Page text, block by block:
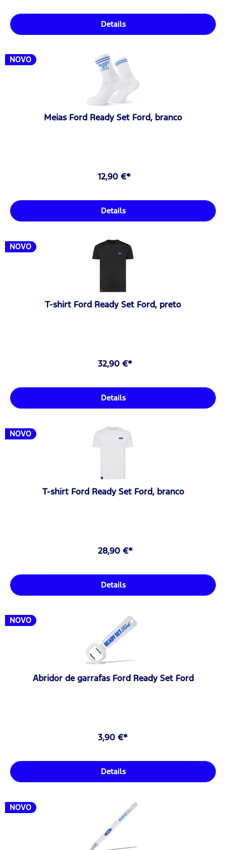
Details
NOVO
Meias Ford Ready Set Ford, branco
12,90 €*
Details
NOVO
T-shirt Ford Ready Set Ford, preto
32,90 €*
Details
NOVO
T-shirt Ford Ready Set Ford, branco
28,90 €*
Details
NOVO
Abridor de garrafas Ford Ready Set Ford
3,90 €*
Details
NOVO